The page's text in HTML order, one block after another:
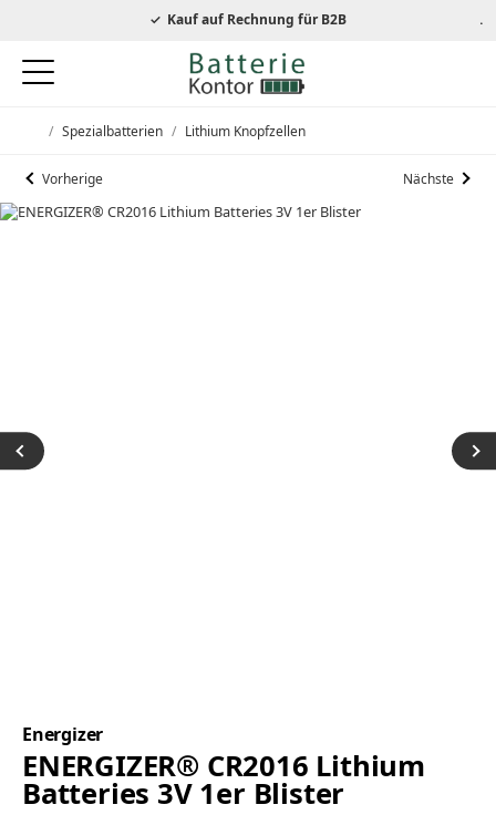
autorisierter Energizer HändlerKauf auf Rechnung für B2B
/ Spezialbatterien / Lithium Knopfzellen
Vorherige Nächste
Energizer
ENERGIZER® CR2016 Lithium
Batteries 3V 1er Blister